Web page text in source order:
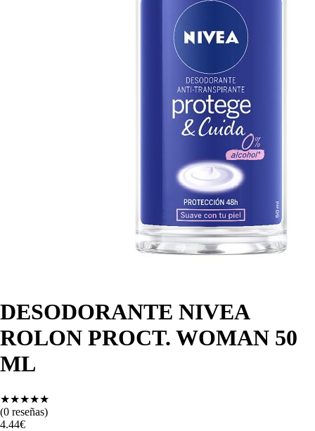
DESODORANTE NIVEA
ROLON PROCT. WOMAN 50
ML
★★★★★
(0 reseñas)
4.44€